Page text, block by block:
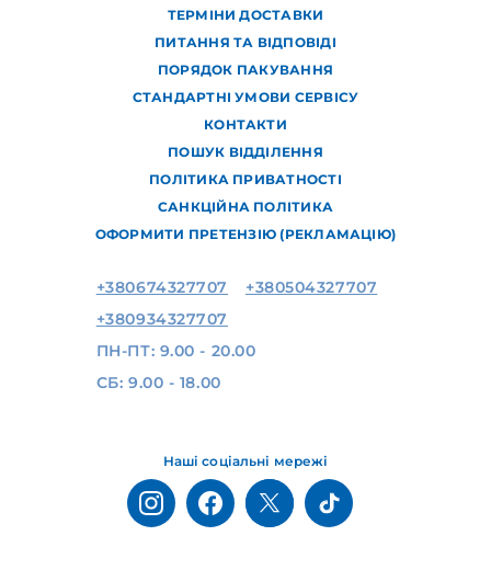
ТЕРМІНИ ДОСТАВКИ
ПИТАННЯ ТА ВІДПОВІДІ
ПОРЯДОК ПАКУВАННЯ
СТАНДАРТНІ УМОВИ СЕРВІСУ
КОНТАКТИ
ПОШУК ВІДДІЛЕННЯ
ПОЛІТИКА ПРИВАТНОСТІ
САНКЦІЙНА ПОЛІТИКА
ОФОРМИТИ ПРЕТЕНЗІЮ (РЕКЛАМАЦІЮ)
Наші соціальні мережі
+380674327707
+380504327707
+380934327707
ПН-ПТ: 9.00 - 20.00
СБ: 9.00 - 18.00